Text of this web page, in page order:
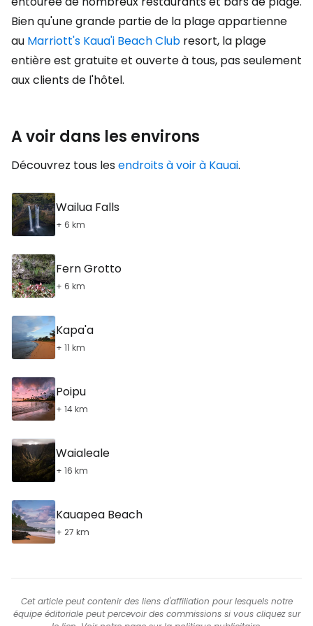
Bien qu'une grande partie de la plage appartienne
au Marriott's Kaua'i Beach Club resort, la plage
entière est gratuite et ouverte à tous, pas seulement
aux clients de l'hôtel.
A voir dans les environs
Découvrez tous lesendroits à voir à Kauai.
Wailua Falls
+ 6 km
Fern Grotto
+ 6 km
Kapa'a
+ 11 km
Poipu
+ 14 km
Waialeale
+ 16 km
Kauapea Beach
+ 27 km
Cet article peut contenir des liens d'affiliation pour lesquels notre
équipe éditoriale peut percevoir des commissions si vous cliquez sur